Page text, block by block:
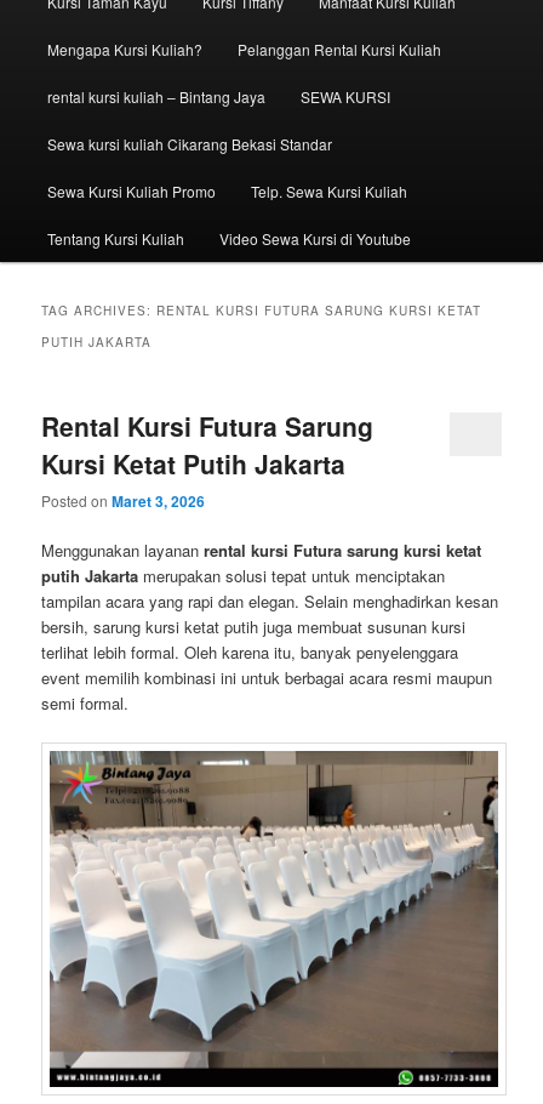
Mengapa Kursi Kuliah? Pelanggan Rental Kursi Kuliah
rental kursi kuliah – Bintang Jaya SEWA KURSI
Sewa kursi kuliah Cikarang Bekasi Standar
Sewa Kursi Kuliah Promo Telp. Sewa Kursi Kuliah
Tentang Kursi Kuliah Video Sewa Kursi di Youtube
TAG ARCHIVES: RENTAL KURSI FUTURA SARUNG KURSI KETAT
PUTIH JAKARTA
Rental Kursi Futura Sarung
Kursi Ketat Putih Jakarta
Posted onMaret 3, 2026
Menggunakan layananrental kursi Futura sarung kursi ketat
putih Jakarta merupakan solusi tepat untuk menciptakan
tampilan acara yang rapi dan elegan. Selain menghadirkan kesan
bersih, sarung kursi ketat putih juga membuat susunan kursi
terlihat lebih formal. Oleh karena itu, banyak penyelenggara
event memilih kombinasi ini untuk berbagai acara resmi maupun
semi formal.